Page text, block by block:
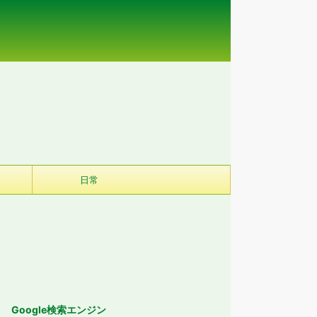
日常
Google検索エンジン